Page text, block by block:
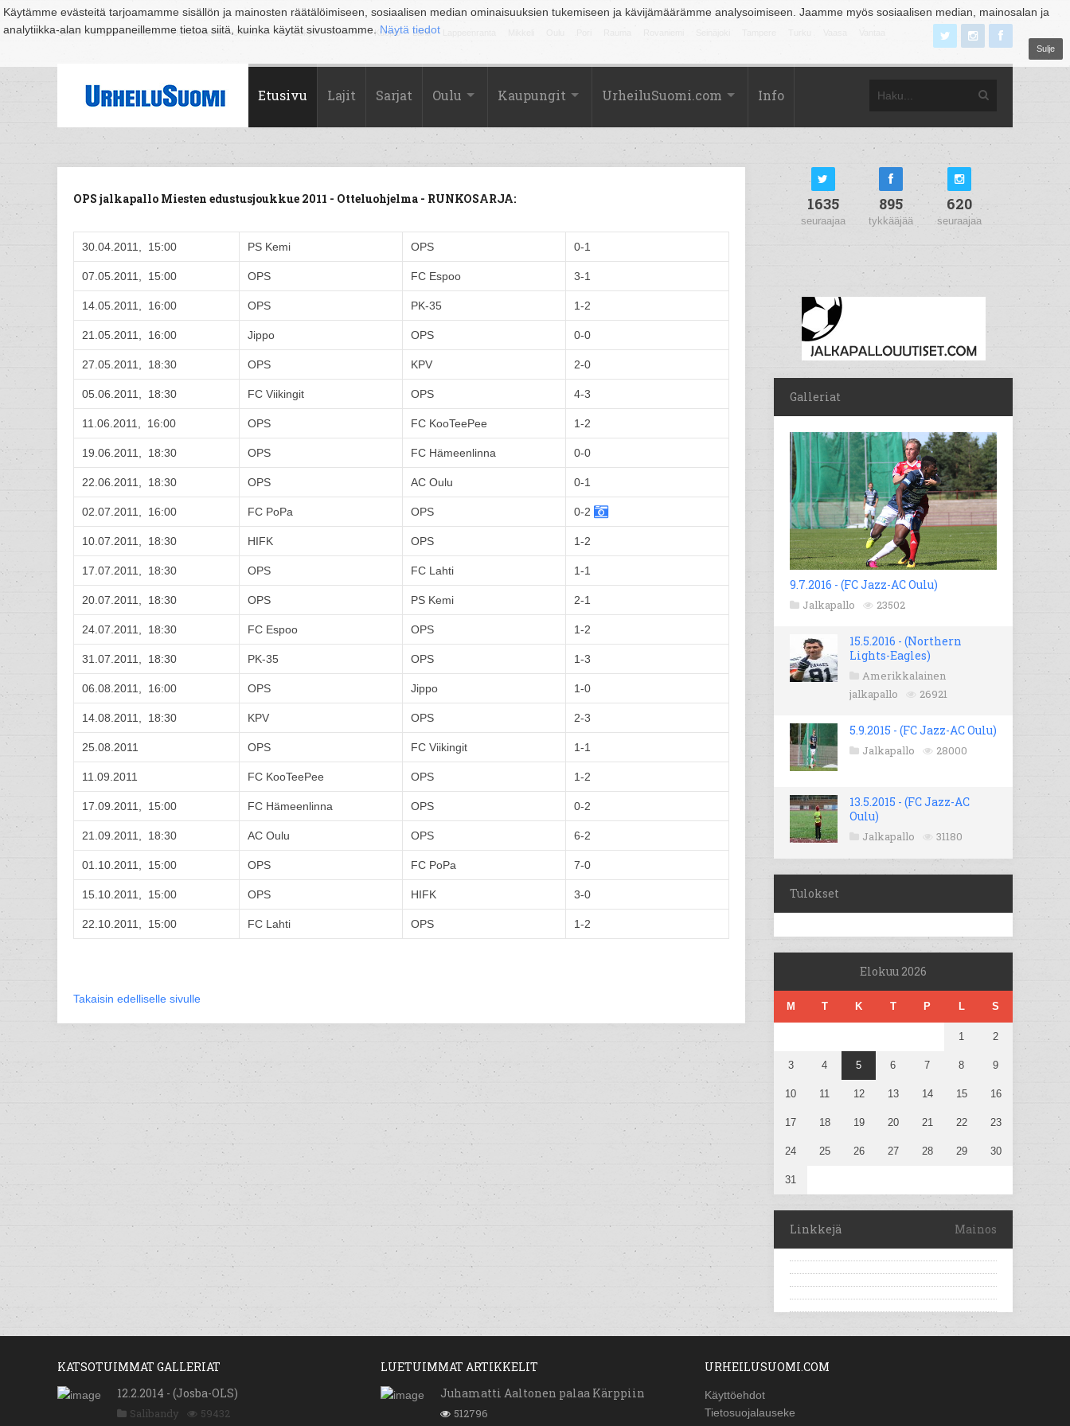
Käytämme evästeitä tarjoamamme sisällön ja mainosten räätälöimiseen, sosiaalisen median ominaisuuksien tukemiseen ja kävijämäärämme analysoimiseen. Jaamme myös sosiaalisen median, mainosalan ja
analytiikka-alan kumppaneillemme tietoa siitä, kuinka käytät sivustoamme. Näytä tiedot
Sulje
Suomi Espoo Helsinki Hämeenlinna Joensuu Jyväskylä Kouvola Kuopio Lahti
Etusivu Lajit Sarjat Oulu Kaupungit UrheiluSuomi.com Info
OPS jalkapallo Miesten edustusjoukkue 2011 - Otteluohjelma - RUNKOSARJA:
30.04.2011, 15:00 PS Kemi OPS 0-1
07.05.2011, 15:00 OPS FC Espoo 3-1
14.05.2011, 16:00 OPS PK-35 1-2
21.05.2011, 16:00 Jippo OPS 0-0
27.05.2011, 18:30 OPS KPV 2-0
05.06.2011, 18:30 FC Viikingit OPS 4-3
11.06.2011, 16:00 OPS FC KooTeePee 1-2
19.06.2011, 18:30 OPS FC Hämeenlinna 0-0
22.06.2011, 18:30 OPS AC Oulu 0-1
02.07.2011, 16:00 FC PoPa OPS 0-2
10.07.2011, 18:30 HIFK OPS 1-2
17.07.2011, 18:30 OPS FC Lahti 1-1
20.07.2011, 18:30 OPS PS Kemi 2-1
24.07.2011, 18:30 FC Espoo OPS 1-2
31.07.2011, 18:30 PK-35 OPS 1-3
06.08.2011, 16:00 OPS Jippo 1-0
14.08.2011, 18:30 KPV OPS 2-3
25.08.2011 OPS FC Viikingit 1-1
11.09.2011 FC KooTeePee OPS 1-2
17.09.2011, 15:00 FC Hämeenlinna OPS 0-2
21.09.2011, 18:30 AC Oulu OPS 6-2
01.10.2011, 15:00 OPS FC PoPa 7-0
15.10.2011, 15:00 OPS HIFK 3-0
22.10.2011, 15:00 FC Lahti OPS 1-2
Takaisin edelliselle sivulle
1635
seuraajaa
895
tykkääjää
620
seuraajaa
Galleriat
9.7.2016 - (FC Jazz-AC Oulu)
Jalkapallo 23502
15.5.2016 - (Northern
Lights-Eagles)
Amerikkalainen
jalkapallo
26921
5.9.2015 - (FC Jazz-AC Oulu)
Jalkapallo 28000
13.5.2015 - (FC Jazz-AC
Oulu)
Jalkapallo 31180
Tulokset
Elokuu 2026
M T K T P L S
1 2
3 4 5 6 7 8 9
10 11 12 13 14 15 16
17 18 19 20 21 22 23
24 25 26 27 28 29 30
31
Linkkejä Mainos
KATSOTUIMMAT GALLERIAT
12.2.2014 - (Josba-OLS)
Salibandy 59432
LUETUIMMAT ARTIKKELIT
Juhamatti Aaltonen palaa Kärppiin
512796
URHEILUSUOMI.COM
Käyttöehdot
Tietosuojalauseke